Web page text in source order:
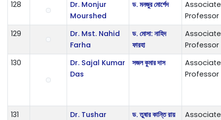
128
Dr. Monjur
Mourshed
ড. মনজুর মোর্শেদ
Associate
Professor
129
Dr. Mst. Nahid
Farha
ড. মোসা: নাহিদ
ফারহা
Associate
Professor
130
Dr. Sajal Kumar
Das
সজল কুমার দাস
Associate
Professor
131
Dr. Tushar
ড. তুষার কান্তি রায়
Associate